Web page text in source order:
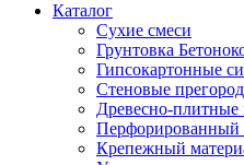
Каталог
Сухие смеси
Грунтовка
Гипсокартонные
Стеновые
Древесно-плитные
Перфорированный
Крепежный